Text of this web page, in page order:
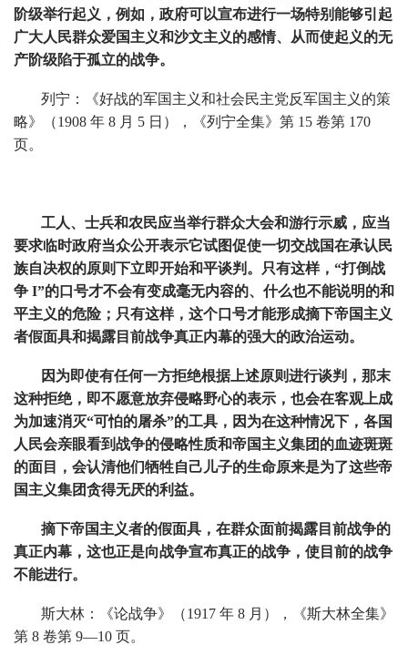
阶级举行起义，例如，政府可以宣布进行一场特别能够引起
广大人民群众爱国主义和沙文主义的感情、从而使起义的无
产阶级陷于孤立的战争。
列宁：《好战的军国主义和社会民主党反军国主义的策
略》（1908 年 8 月 5 日），《列宁全集》第 15 卷第 170
页。
工人、士兵和农民应当举行群众大会和游行示威，应当
要求临时政府当众公开表示它试图促使一切交战国在承认民
族自决权的原则下立即开始和平谈判。只有这样，“打倒战
争 I”的口号才不会有变成毫无内容的、什么也不能说明的和
平主义的危险；只有这样，这个口号才能形成摘下帝国主义
者假面具和揭露目前战争真正内幕的强大的政治运动。
因为即使有任何一方拒绝根据上述原则进行谈判，那末
这种拒绝，即不愿意放弃侵略野心的表示，也会在客观上成
为加速消灭“可怕的屠杀”的工具，因为在这种情况下，各国
人民会亲眼看到战争的侵略性质和帝国主义集团的血迹斑斑
的面目，会认清他们牺牲自己儿子的生命原来是为了这些帝
国主义集团贪得无厌的利益。
摘下帝国主义者的假面具，在群众面前揭露目前战争的
真正内幕，这也正是向战争宣布真正的战争，使目前的战争
不能进行。
斯大林：《论战争》（1917 年 8 月），《斯大林全集》
第 8 卷第 9—10 页。